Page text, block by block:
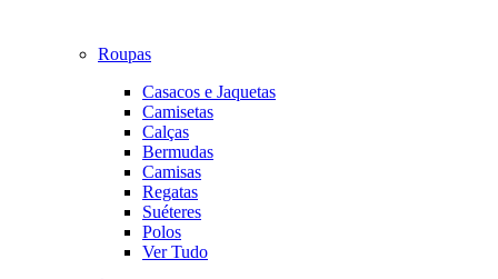
Roupas
Casacos e Jaquetas
Camisetas
Calças
Bermudas
Camisas
Regatas
Suéteres
Polos
Ver Tudo